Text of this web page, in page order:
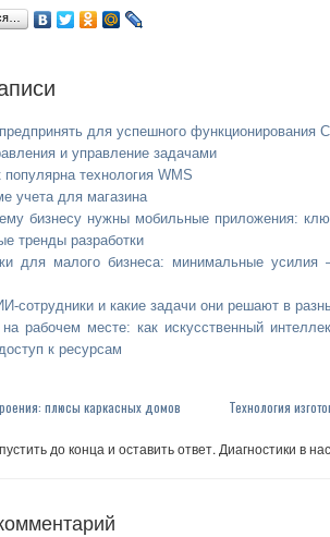
для успешного функционирования
и управление задачами
технология WMS
учета для магазина
бизнесу нужны мобильные приложения:
тренды разработки
для малого бизнеса: минимальные усилия
и какие задачи они решают в
рабочем месте: как искусственный
к ресурсам
плюсы каркасных домов Технология
до конца и оставить ответ. Диагностики в